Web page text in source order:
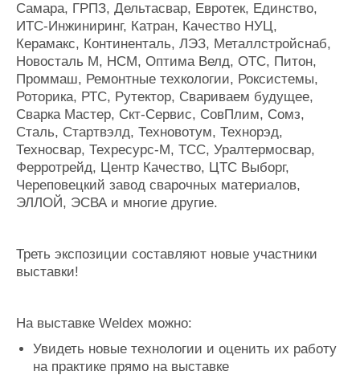
Самара, ГРПЗ, Дельтасвар, Евротек, Единство,
ИТС-Инжиниринг, Катран, Качество НУЦ,
Керамакс, Континенталь, ЛЭЗ, Металлстройснаб,
Новосталь М, НСМ, Оптима Велд, ОТС, Питон,
Проммаш, Ремонтные техкологии, Роксистемы,
Роторика, РТС, Рутектор, Свариваем будущее,
Сварка Мастер, Скт-Сервис, СовПлим, Сомз,
Сталь, Стартвэлд, Техновотум, Технорэд,
Техносвар, Техресурс-М, ТСС, Уралтермосвар,
Ферротрейд, Центр Качество, ЦТС Выборг,
Череповецкий завод сварочных материалов,
ЭЛЛОЙ, ЭСВА и многие другие.
Треть экспозиции составляют новые участники
выставки!
На выставке Weldex можно:
Увидеть новые технологии и оценить их работу
на практике прямо на выставке